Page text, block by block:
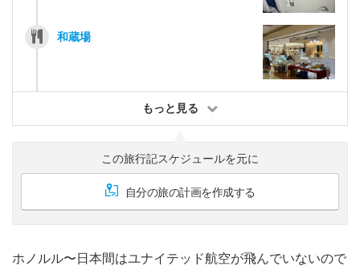
和蔵場
もっと見る
この旅行記スケジュールを元に
自分の旅の計画を作成する
ホノルル〜日本間はユナイテッド航空が飛んでいないので